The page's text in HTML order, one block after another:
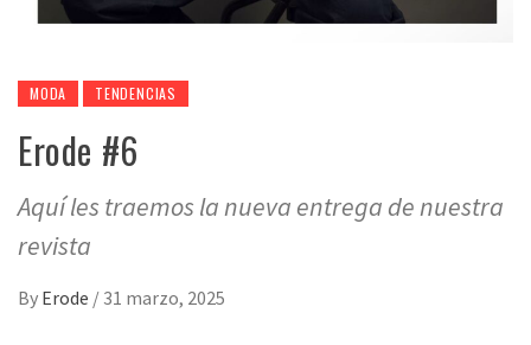
MODA TENDENCIAS
Erode #6
Aquí les traemos la nueva entrega de nuestra
revista
By Erode / 31 marzo, 2025